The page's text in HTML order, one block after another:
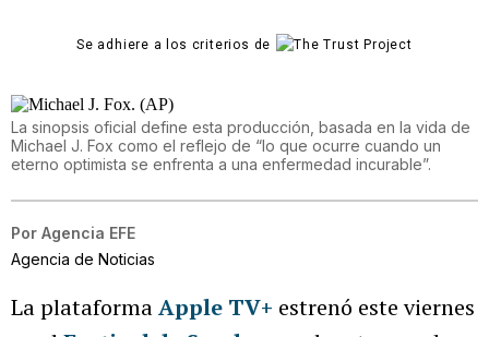
Se adhiere a los criterios de
La sinopsis oficial define esta producción, basada en la vida de
Michael J. Fox como el reflejo de “lo que ocurre cuando un
eterno optimista se enfrenta a una enfermedad incurable”.
Por Agencia EFE
Agencia de Noticias
La plataformaApple TV+ estrenó este viernes